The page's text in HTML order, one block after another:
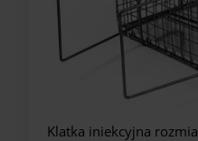
Klatka iniekcyjna